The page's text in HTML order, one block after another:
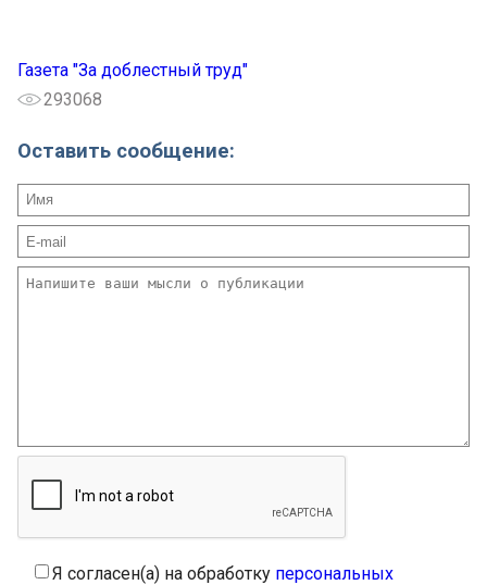
Газета "За доблестный труд"
293068
Оставить сообщение:
Я согласен(а) на обработку персональных